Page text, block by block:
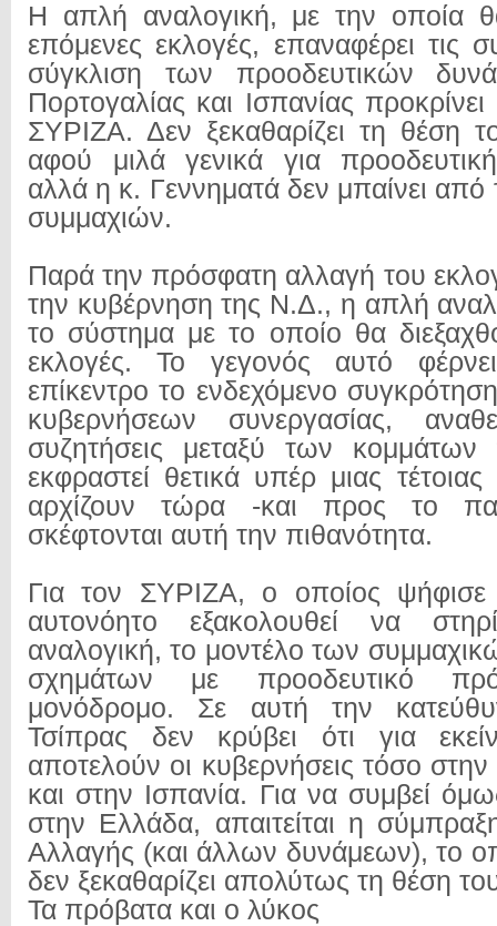
Η απλή αναλογική, με την οποία
επόμενες εκλογές, επαναφέρει τις
σύγκλιση των προοδευτικών
Πορτογαλίας και Ισπανίας
ΣΥΡΙΖΑ. Δεν ξεκαθαρίζει τη θέση
αφού μιλά γενικά για
αλλά η κ. Γεννηματά δεν μπαίνει
συμμαχιών.
Παρά την πρόσφατη αλλαγή του
την κυβέρνηση της Ν.Δ., η απλή
το σύστημα με το οποίο θα
εκλογές. Το γεγονός αυτό
επίκεντρο το ενδεχόμενο
κυβερνήσεων συνεργασίας,
συζητήσεις μεταξύ των κομμάτων
εκφραστεί θετικά υπέρ μιας τέτοιας
αρχίζουν τώρα -και προς το
σκέφτονται αυτή την πιθανότητα.
Για τον ΣΥΡΙΖΑ, ο οποίος ψήφισε
αυτονόητο εξακολουθεί να
αναλογική, το μοντέλο των
σχημάτων με προοδευτικό
μονόδρομο. Σε αυτή την
Τσίπρας δεν κρύβει ότι για
αποτελούν οι κυβερνήσεις τόσο
και στην Ισπανία. Για να συμβεί
στην Ελλάδα, απαιτείται η
Αλλαγής (και άλλων δυνάμεων), το
δεν ξεκαθαρίζει απολύτως τη θέση
Τα πρόβατα και ο λύκος